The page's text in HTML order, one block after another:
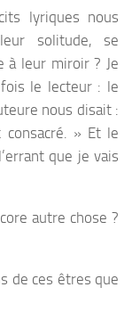
lyriques nous
solitude, se
à leur miroir ? Je
le lecteur : le
nous disait :
» Et le
que je vais
autre chose ?
de ces êtres que